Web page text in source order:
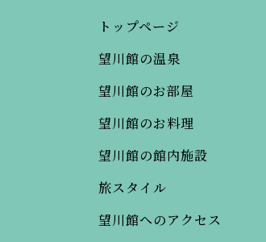
トップページ
望川館の温泉
望川館のお部屋
望川館のお料理
望川館の館内施設
旅スタイル
望川館へのアクセス